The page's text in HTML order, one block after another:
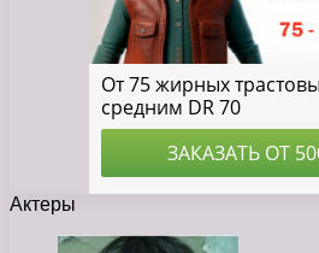
Актеры